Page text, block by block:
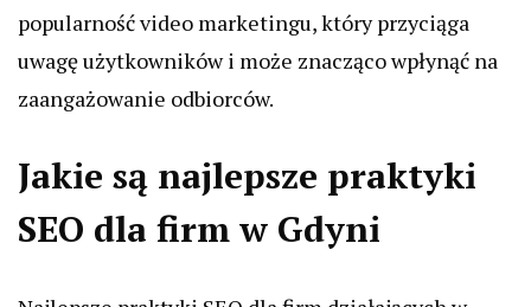
popularność video marketingu, który przyciąga
uwagę użytkowników i może znacząco wpłynąć na
zaangażowanie odbiorców.
Jakie są najlepsze praktyki
SEO dla firm w Gdyni